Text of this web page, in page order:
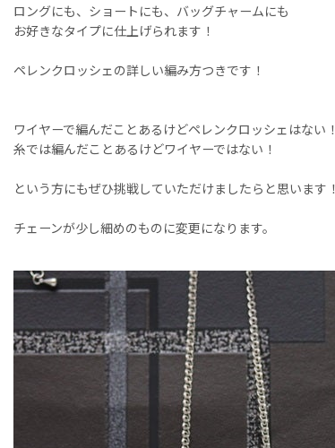
ロングにも、ショートにも、バッグチャームにも
お好きなタイプに仕上げられます！
ペレンクロッシェの詳しい編み方つきです！
ワイヤーで編んだことあるけどペレンクロッシェはない！
糸では編んだことあるけどワイヤーではない！
という方にもぜひ挑戦していただけましたらと思います！
チェーンが少し細めのものに変更になります。